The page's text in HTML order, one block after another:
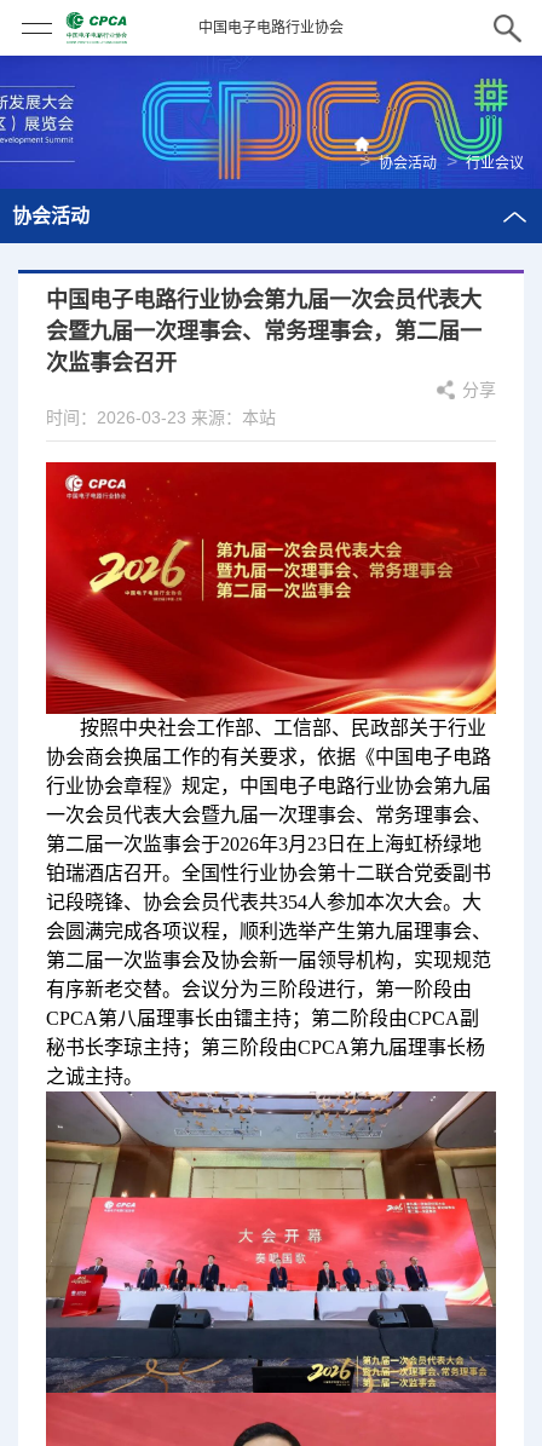
中国电子电路行业协会
> 协会活动 > 行业会议
协会活动
中国电子电路行业协会第九届一次会员代表大
会暨九届一次理事会、常务理事会，第二届一
次监事会召开
分享
时间：2026-03-23 来源：本站
按照中央社会工作部、工信部、民政部关于行业
协会商会换届工作的有关要求，依据《中国电子电路
行业协会章程》规定，中国电子电路行业协会第九届
一次会员代表大会暨九届一次理事会、常务理事会、
第二届一次监事会于2026年3月23日在上海虹桥绿地
铂瑞酒店召开。全国性行业协会第十二联合党委副书
记段晓锋、协会会员代表共354人参加本次大会。大
会圆满完成各项议程，顺利选举产生第九届理事会、
第二届一次监事会及协会新一届领导机构，实现规范
有序新老交替。会议分为三阶段进行，第一阶段由
CPCA第八届理事长由镭主持；第二阶段由CPCA副
秘书长李琼主持；第三阶段由CPCA第九届理事长杨
之诚主持。